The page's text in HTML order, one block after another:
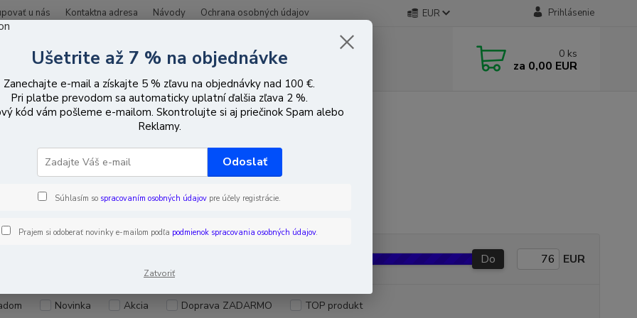
u nás Kontaktna adresa Návody Ochrana osobných údajov EUR Prihlásenie
Hľadať 0 ks
za 0,00 EUR
prístupu Tlačidlá otvorenia dverí
otvorenia dverí
Do EUR
Novinka Akcia Doprava ZADARMO TOP produkt
Ušetrite až 7 % na objednávke
Zanechajte e-mail a získajte 5 % zľavu na objednávky nad 100 €.
Pri platbe prevodom sa automaticky uplatní ďalšia zľava 2 %.
kód vám pošleme e-mailom. Skontrolujte si aj priečinok Spam alebo
Reklamy.
Odoslať
Súhlasím so spracovaním osobných údajov pre účely registrácie.
Prajem si odoberať novinky e-mailom podľa podmienok spracovania osobných údajov.
Zatvoriť